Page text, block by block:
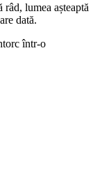
lumea așteaptă
dată.
într-o